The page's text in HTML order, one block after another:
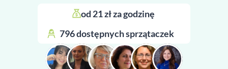
od 21 zł za godzinę
796 dostępnych sprzątaczek